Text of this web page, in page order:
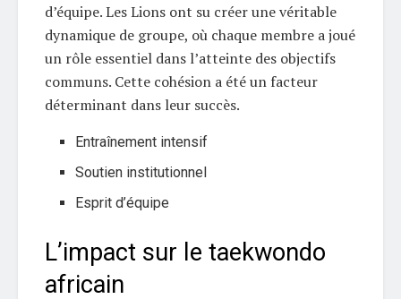
d’équipe. Les Lions ont su créer une véritable
dynamique de groupe, où chaque membre a joué
un rôle essentiel dans l’atteinte des objectifs
communs. Cette cohésion a été un facteur
déterminant dans leur succès.
Entraînement intensif
Soutien institutionnel
Esprit d’équipe
L’impact sur le taekwondo
africain